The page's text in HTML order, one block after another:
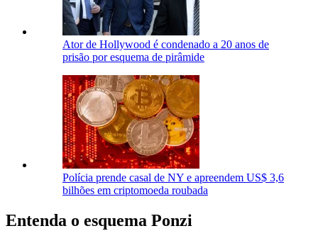
Ator de Hollywood é condenado a 20 anos de
prisão por esquema de pirâmide
Polícia prende casal de NY e apreendem US$ 3,6
bilhões em criptomoeda roubada
Entenda o esquema Ponzi